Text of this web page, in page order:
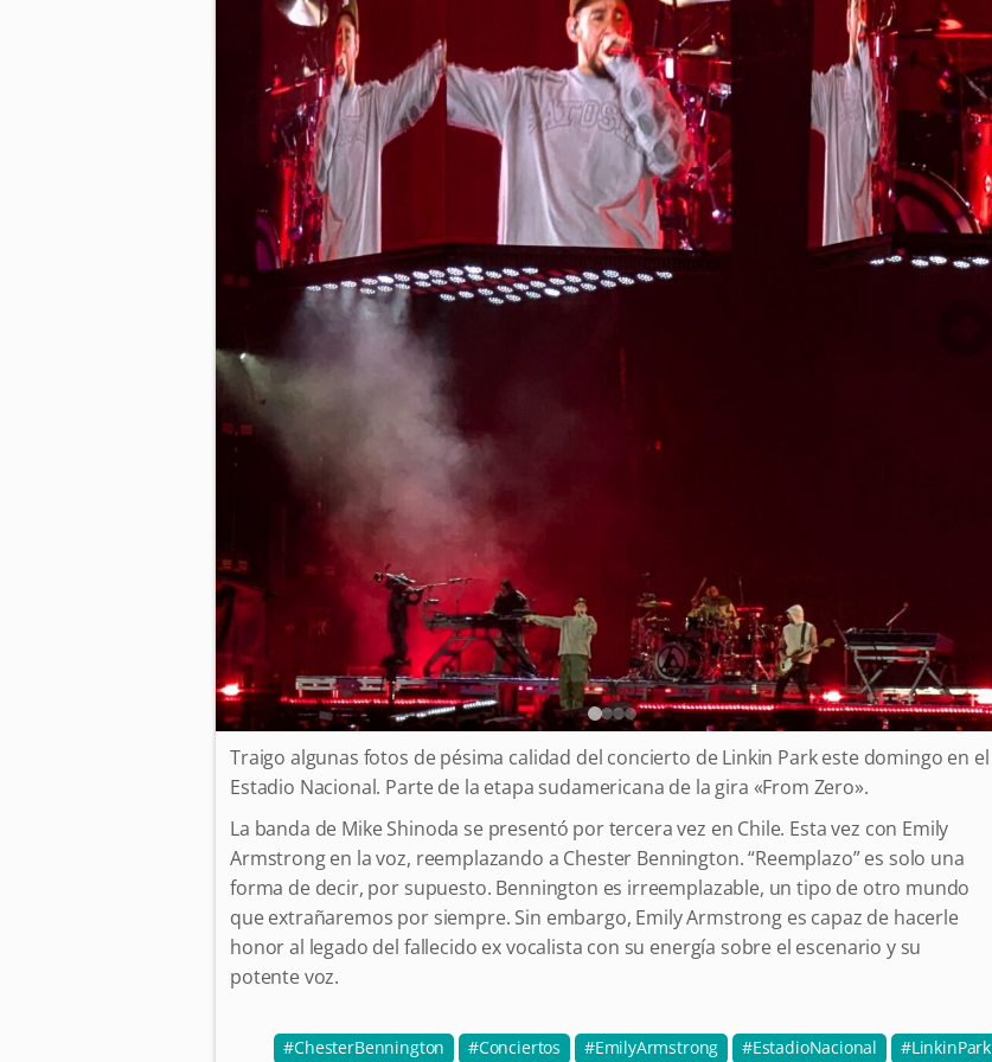
Traigo algunas fotos de pésima calidad del concierto de Linkin Park este domingo en el
Estadio Nacional. Parte de la etapa sudamericana de la gira «From Zero».
La banda de Mike Shinoda se presentó por tercera vez en Chile. Esta vez con Emily
Armstrong en la voz, reemplazando a Chester Bennington. “Reemplazo” es solo una
forma de decir, por supuesto. Bennington es irreemplazable, un tipo de otro mundo
que extrañaremos por siempre. Sin embargo, Emily Armstrong es capaz de hacerle
honor al legado del fallecido ex vocalista con su energía sobre el escenario y su
potente voz.
ChesterBennington Conciertos EmilyArmstrong EstadioNacional
LinkinPark